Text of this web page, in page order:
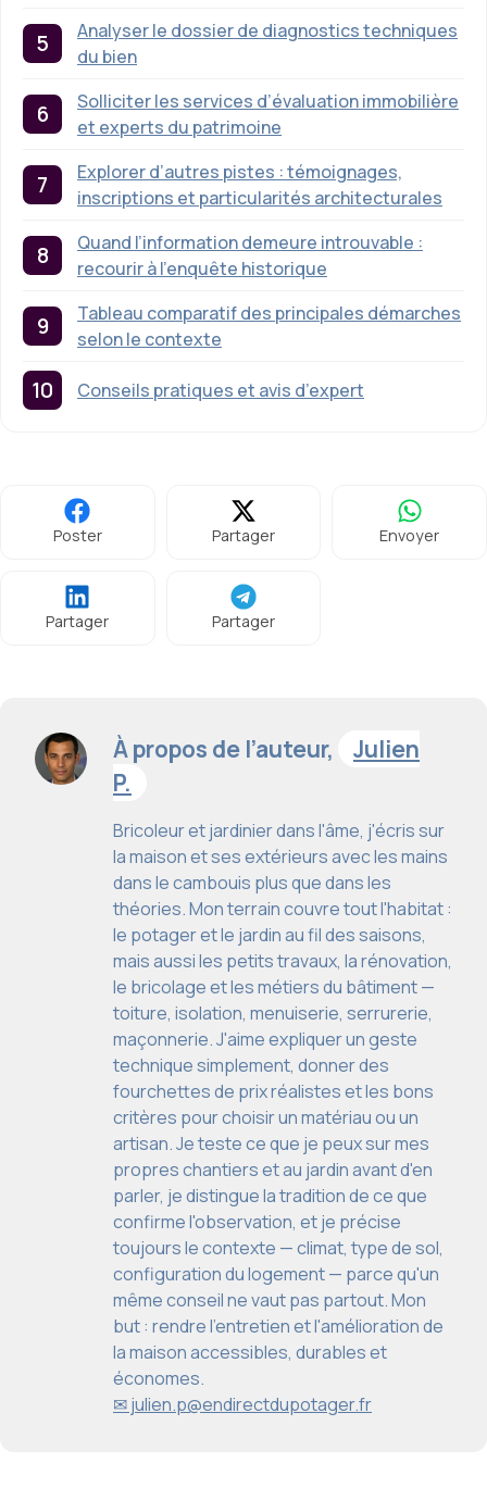
Analyser le dossier de diagnostics techniques
du bien
Solliciter les services d’évaluation immobilière
et experts du patrimoine
Explorer d’autres pistes : témoignages,
inscriptions et particularités architecturales
Quand l’information demeure introuvable :
recourir à l’enquête historique
Tableau comparatif des principales démarches
selon le contexte
Conseils pratiques et avis d’expert
Poster Partager Envoyer
Partager Partager
À propos de l’auteur,
Julien
P.
Bricoleur et jardinier dans l'âme, j'écris sur
la maison et ses extérieurs avec les mains
dans le cambouis plus que dans les
théories. Mon terrain couvre tout l'habitat :
le potager et le jardin au fil des saisons,
mais aussi les petits travaux, la rénovation,
le bricolage et les métiers du bâtiment —
toiture, isolation, menuiserie, serrurerie,
maçonnerie. J'aime expliquer un geste
technique simplement, donner des
fourchettes de prix réalistes et les bons
critères pour choisir un matériau ou un
artisan. Je teste ce que je peux sur mes
propres chantiers et au jardin avant d'en
parler, je distingue la tradition de ce que
confirme l'observation, et je précise
toujours le contexte — climat, type de sol,
configuration du logement — parce qu'un
même conseil ne vaut pas partout. Mon
but : rendre l'entretien et l'amélioration de
la maison accessibles, durables et
économes.
✉ julien.p@endirectdupotager.fr